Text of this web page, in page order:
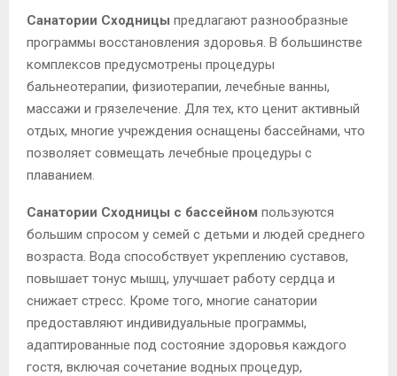
Санатории Сходницы предлагают разнообразные
программы восстановления здоровья. В большинстве
комплексов предусмотрены процедуры
бальнеотерапии, физиотерапии, лечебные ванны,
массажи и грязелечение. Для тех, кто ценит активный
отдых, многие учреждения оснащены бассейнами, что
позволяет совмещать лечебные процедуры с
плаванием.
Санатории Сходницы с бассейном пользуются
большим спросом у семей с детьми и людей среднего
возраста. Вода способствует укреплению суставов,
повышает тонус мышц, улучшает работу сердца и
снижает стресс. Кроме того, многие санатории
предоставляют индивидуальные программы,
адаптированные под состояние здоровья каждого
гостя, включая сочетание водных процедур,